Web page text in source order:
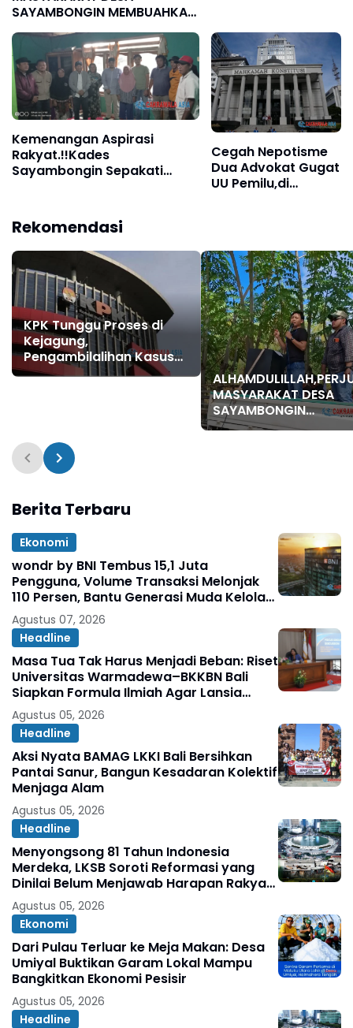
SAYAMBONGIN MEMBUAHKAN
HASIL.!!
Kemenangan Aspirasi
Rakyat.!!Kades
Sayambongin Sepakati
ke Dusun II
Cegah Nepotisme
Dua Advokat Gugat
UU Pemilu,di
Rekomendasi
KPK Tunggu Proses di
Kejagung,
Pengambilalihan Kasus
Dugaan Korupsi Febrie
MASYARAKAT DESA
SAYAMBONGIN
MEMBUAHKAN HASIL.!!
Berita Terbaru
Ekonomi
wondr by BNI Tembus 15,1 Juta
Pengguna, Volume Transaksi Melonjak
110 Persen, Bantu Generasi Muda Kelola
Keuangan hingga Persiapkan Masa
Depan.
Agustus 07, 2026
Headline
Masa Tua Tak Harus Menjadi Beban: Riset
Universitas Warmadewa–BKKBN Bali
Siapkan Formula Ilmiah Agar Lansia
Tetap Sehat, Bahagia, dan Produktif
Agustus 05, 2026
Headline
Aksi Nyata BAMAG LKKI Bali Bersihkan
Pantai Sanur, Bangun Kesadaran Kolektif
Menjaga Alam
Agustus 05, 2026
Headline
Menyongsong 81 Tahun Indonesia
Merdeka, LKSB Soroti Reformasi yang
Dinilai Belum Menjawab Harapan Rakyat
Oleh: Abdul Ghopur
Agustus 05, 2026
Ekonomi
Dari Pulau Terluar ke Meja Makan: Desa
Umiyal Buktikan Garam Lokal Mampu
Bangkitkan Ekonomi Pesisir
Agustus 05, 2026
Headline